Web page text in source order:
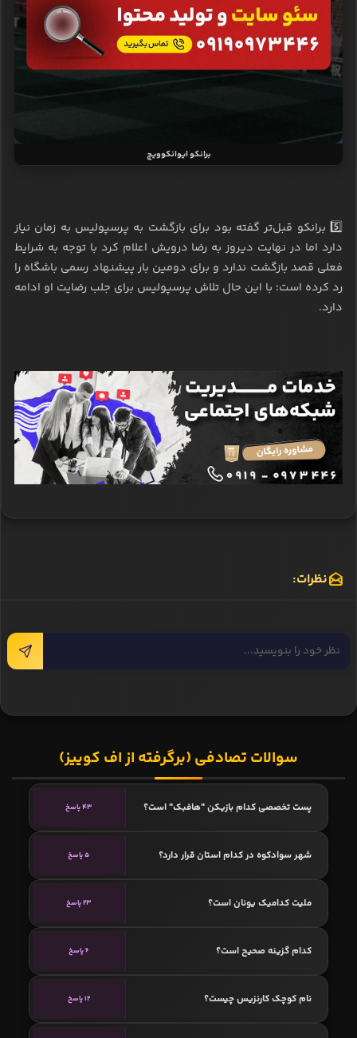
برانکو ایوانکوویچ
5️⃣ برانکو قبل‌تر گفته بود برای بازگشت به پرسپولیس به زمان نیاز
دارد اما در نهایت دیروز به رضا درویش اعلام کرد با توجه به شرایط
فعلی قصد بازگشت ندارد و برای دومین بار پیشنهاد رسمی باشگاه را
رد کرده است؛ با این حال تلاش پرسپولیس برای جلب رضایت او ادامه
دارد.
نظرات:
سوالات تصادفی (برگرفته از اف کوییز)
پست تخصصی کدام بازیکن "هافبک" است؟ 43 پاسخ
شهر سوادکوه در کدام استان قرار دارد؟ 5 پاسخ
ملیت کدامیک یونان است؟ 23 پاسخ
کدام گزینه صحیح است؟ 6 پاسخ
نام کوچک کارنزیس چیست؟ 12 پاسخ